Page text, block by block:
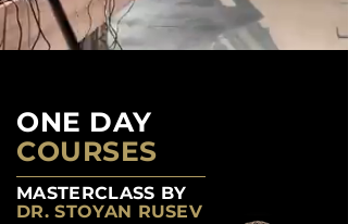
ONE DAY
COURSES
MASTERCLASS BY
DR. STOYAN RUSEV